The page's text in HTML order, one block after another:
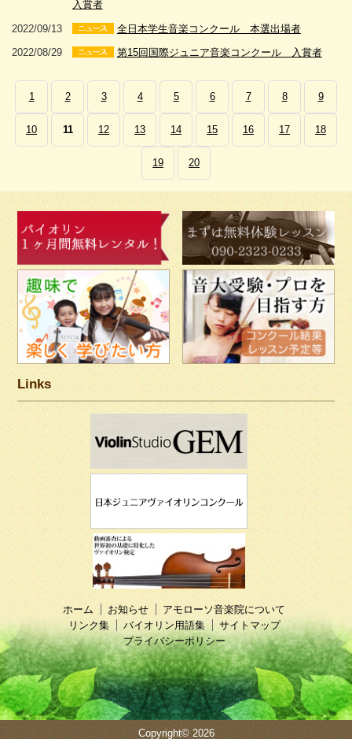
入賞者
2022/09/13 全日本学生音楽コンクール 本選出場者
2022/08/29 第15回国際ジュニア音楽コンクール 入賞者
1 2 3 4 5 6 7 8 9
10 11 12 13 14 15 16 17 18
19 20
Links
ホーム お知らせ
アモローソ音楽院について
リンク集
バイオリン用語集
サイトマップ
プライバシーポリシー
Copyright© 2026